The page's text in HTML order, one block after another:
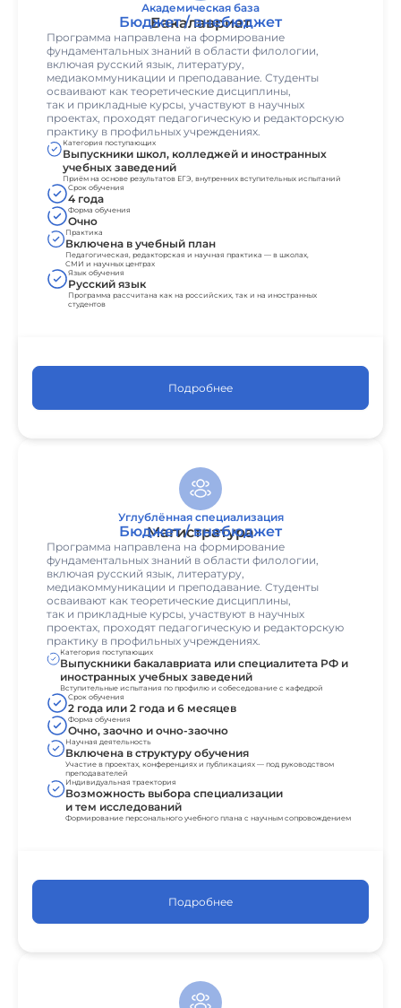
Академическая база
Бакалавриат
Бюджет / внебюджет
Программа направлена на формирование
фундаментальных знаний в области филологии,
включая русский язык, литературу,
медиакоммуникации и преподавание. Студенты
осваивают как теоретические дисциплины,
так и прикладные курсы, участвуют в научных
проектах, проходят педагогическую и редакторскую
практику в профильных учреждениях.
Категория поступающих
Выпускники школ, колледжей и иностранных
учебных заведений
Приём на основе результатов ЕГЭ, внутренних вступительных испытаний
Срок обучения
4 года
Форма обучения
Очно
Практика
Включена в учебный план
Педагогическая, редакторская и научная практика — в школах,
СМИ и научных центрах
Язык обучения
Русский язык
Программа рассчитана как на российских, так и на иностранных
студентов
Подробнее
Углублённая специализация
Магистратура
Бюджет / внебюджет
Программа направлена на формирование
фундаментальных знаний в области филологии,
включая русский язык, литературу,
медиакоммуникации и преподавание. Студенты
осваивают как теоретические дисциплины,
так и прикладные курсы, участвуют в научных
проектах, проходят педагогическую и редакторскую
практику в профильных учреждениях.
Категория поступающих
Выпускники бакалавриата или специалитета РФ и
иностранных учебных заведений
Вступительные испытания по профилю и собеседование с кафедрой
Срок обучения
2 года или 2 года и 6 месяцев
Форма обучения
Очно, заочно и очно-заочно
Научная деятельность
Включена в структуру обучения
Участие в проектах, конференциях и публикациях — под руководством
преподавателей
Индивидуальная траектория
Возможность выбора специализации
и тем исследований
Формирование персонального учебного плана с научным сопровождением
Подробнее